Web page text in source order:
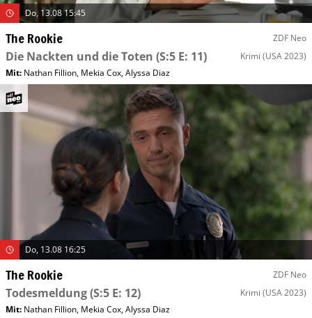
Do, 13.08 15:45
The Rookie ZDF Neo
Die Nackten und die Toten (S:5 E: 11) Krimi (USA 2023)
Mit: Nathan Fillion, Mekia Cox,Alyssa Diaz
Do, 13.08 16:25
The Rookie ZDF Neo
Todesmeldung(S:5 E: 12) Krimi (USA 2023)
Mit: Nathan Fillion, Mekia Cox,Alyssa Diaz